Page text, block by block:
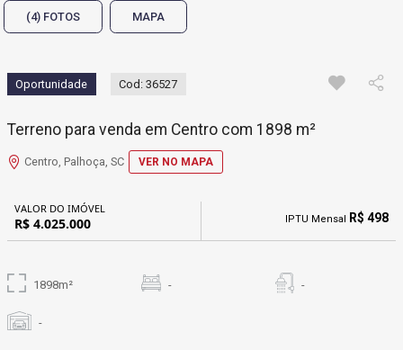
(4) FOTOS MAPA
Oportunidade Cod: 36527
Terreno para venda em Centro com 1898 m²
Centro, Palhoça, SC VER NO MAPA
VALOR DO IMÓVEL
R$ 4.025.000 IPTU Mensal R$ 498
1898m² - -
-